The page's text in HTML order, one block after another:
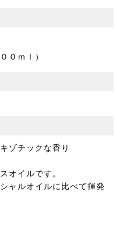
０ｍｌ）
ゾチックな香り
オイルです。
ャルオイルに比べて揮発